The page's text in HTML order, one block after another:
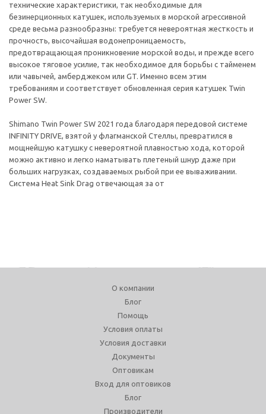
технические характеристики, так необходимые для
безинерционных катушек, используемых в морской агрессивной
среде весьма разнообразны: требуется невероятная жесткость и
прочность, высочайшая водонепроницаемость,
предотвращающая проникновение морской воды, и прежде всего
высокое тяговое усилие, так необходимое для борьбы с тайменем
или чавычей, амберджеком или GT. Именно всем этим
требованиям и соответствует обновленная серия катушек Twin
Power SW.
Shimano Twin Power SW 2021 года благодаря передовой системе
INFINITY DRIVE, взятой у флагманской Стеллы, превратился в
мощнейшую катушку с невероятной плавностью хода, которой
можно активно и легко наматывать плетеный шнур даже при
больших нагрузках, создаваемых рыбой при ее вываживании.
Система Heat Sink Drag отвечающая за от
О компании
Блог
Помощь
Условия оплаты
Условия доставки
Документы
Оптовикам
Вход для оптовиков
Блог
Производители